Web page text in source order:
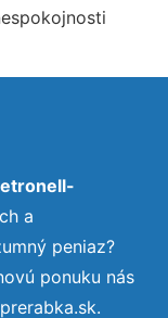
a
peniaz?
ponuku nás